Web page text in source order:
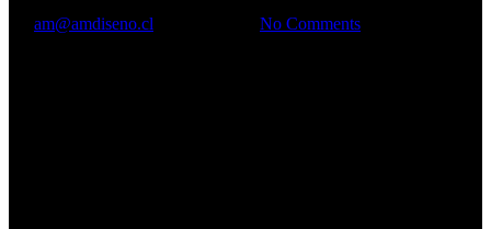
am@amdiseno.cl No Comments